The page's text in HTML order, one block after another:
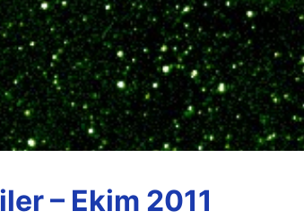
– Ekim 2011